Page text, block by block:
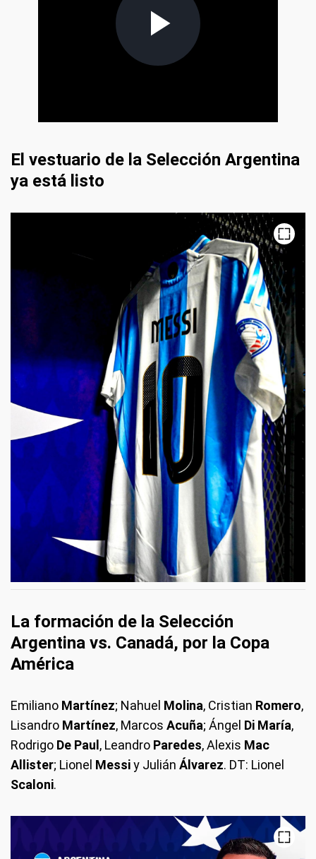
El vestuario de la Selección Argentina
ya está listo
La formación de la Selección
Argentina vs. Canadá, por la Copa
América
Emiliano Martínez; Nahuel Molina, Cristian Romero,
Lisandro Martínez, Marcos Acuña; Ángel Di María,
Rodrigo De Paul, Leandro Paredes, Alexis Mac
Allister; Lionel Messiy Julián Álvarez. DT: Lionel
Scaloni.